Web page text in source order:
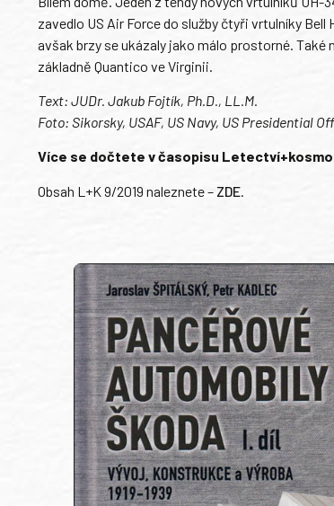
zavedlo US Air Force do služby čtyři vrtulníky
avšak brzy se ukázaly jako málo prostorné.
základně Quantico ve Virginii.
Text: JUDr. Jakub Fojtík, Ph.D., LL.M.
Foto: Sikorsky, USAF, US Navy, US Presidential
Více se dočtete v časopisu
Obsah L+K 9/2019 naleznete – ZDE